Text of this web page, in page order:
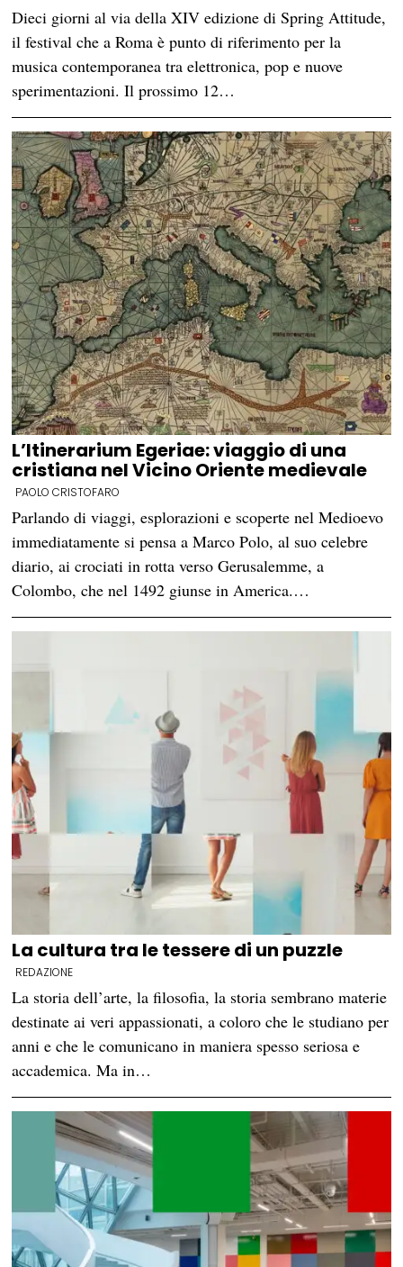
Dieci giorni al via della XIV edizione di Spring Attitude,
il festival che a Roma è punto di riferimento per la
musica contemporanea tra elettronica, pop e nuove
sperimentazioni. Il prossimo 12…
L’Itinerarium Egeriae: viaggio di una
cristiana nel Vicino Oriente medievale
PAOLO CRISTOFARO
Parlando di viaggi, esplorazioni e scoperte nel Medioevo
immediatamente si pensa a Marco Polo, al suo celebre
diario, ai crociati in rotta verso Gerusalemme, a
Colombo, che nel 1492 giunse in America.…
La cultura tra le tessere di un puzzle
REDAZIONE
La storia dell’arte, la filosofia, la storia sembrano materie
destinate ai veri appassionati, a coloro che le studiano per
anni e che le comunicano in maniera spesso seriosa e
accademica. Ma in…